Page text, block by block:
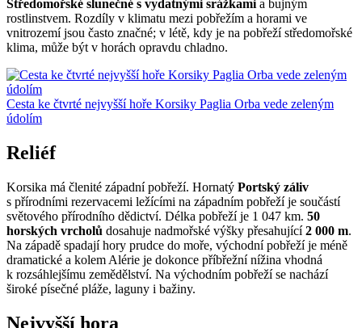
Středomořské slunečné s vydatnými srážkami a bujným
rostlinstvem. Rozdíly v klimatu mezi pobřežím a horami ve
vnitrozemí jsou často značné; v létě, kdy je na pobřeží středomořské
klima, může být v horách opravdu chladno.
Cesta ke čtvrté nejvyšší hoře Korsiky Paglia Orba vede zeleným
údolím
Reliéf
Korsika má členité západní pobřeží. Hornatý Portský záliv
s přírodními rezervacemi ležícími na západním pobřeží je součástí
světového přírodního dědictví. Délka pobřeží je 1 047 km. 50
horských vrcholů dosahuje nadmořské výšky přesahující2 000 m.
Na západě spadají hory prudce do moře, východní pobřeží je méně
dramatické a kolem Alérie je dokonce příbřežní nížina vhodná
k rozsáhlejšímu zemědělství. Na východním pobřeží se nachází
široké písečné pláže, laguny i bažiny.
Nejvyšší hora